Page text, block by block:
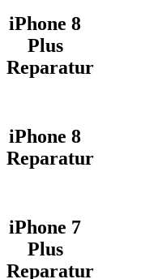
iPhone 8
Plus
Reparatur
iPhone 8
Reparatur
iPhone 7
Plus
Reparatur